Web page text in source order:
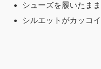
シューズを履いたま
シルエットがカッコ